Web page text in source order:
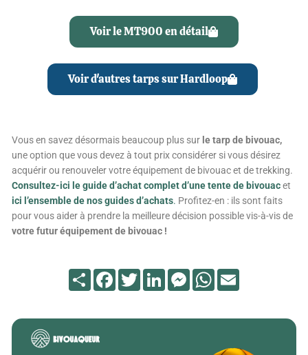
Voir le MT900 en détail
Voir d'autres tarps sur Hardloop
Vous en savez désormais beaucoup plus sur le tarp de bivouac,
une option que vous devez à tout prix considérer si vous désirez
acquérir ou renouveler votre équipement de bivouac et de trekking.
Consultez-ici le guide d’achat complet d’une tente de bivouacet
ici l’ensemble de nos guides d’achats. Profitez-en : ils sont faits
pour vous aider à prendre la meilleure décision possible vis-à-vis de
votre futur équipement de bivouac !
PartagerFacebook
TwitterLinkedInMessengerWhatsApp